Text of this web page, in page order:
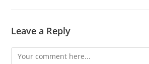
Leave a Reply
Comment